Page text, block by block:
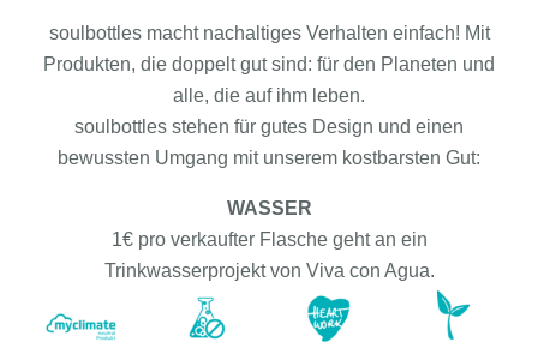
soulbottles macht nachaltiges Verhalten einfach! Mit
Produkten, die doppelt gut sind: für den Planeten und
alle, die auf ihm leben.
soulbottles stehen für gutes Design und einen
bewussten Umgang mit unserem kostbarsten Gut:
WASSER
1€ pro verkaufter Flasche geht an ein
Trinkwasserprojekt von Viva con Agua.